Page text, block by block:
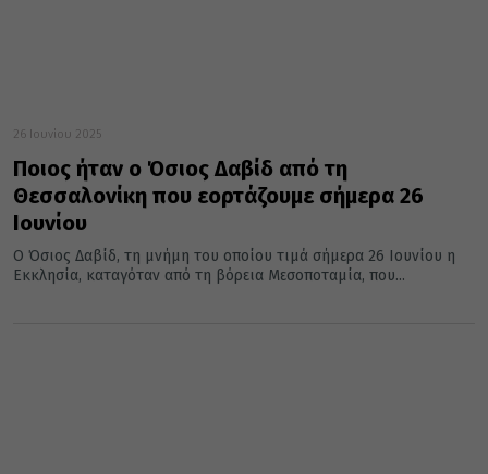
26 Ιουνίου 2025
Ποιος ήταν ο Όσιος Δαβίδ από τη
Θεσσαλονίκη που εορτάζουμε σήμερα 26
Ιουνίου
Ο Όσιος Δαβίδ, τη μνήμη του οποίου τιμά σήμερα 26 Ιουνίου η
Εκκλησία, καταγόταν από τη βόρεια Μεσοποταμία, που...